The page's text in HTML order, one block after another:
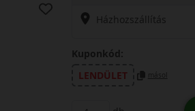
Házhozszállítás
Kuponkód:
LENDÜLET
másol